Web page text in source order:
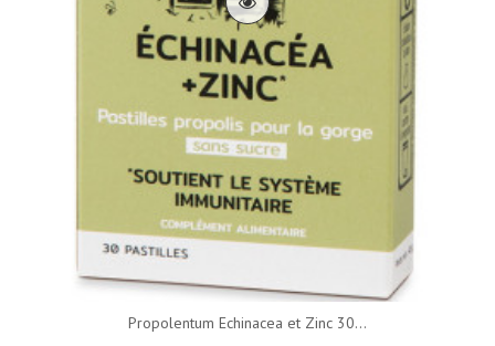
Propolentum Echinacea et Zinc 30...